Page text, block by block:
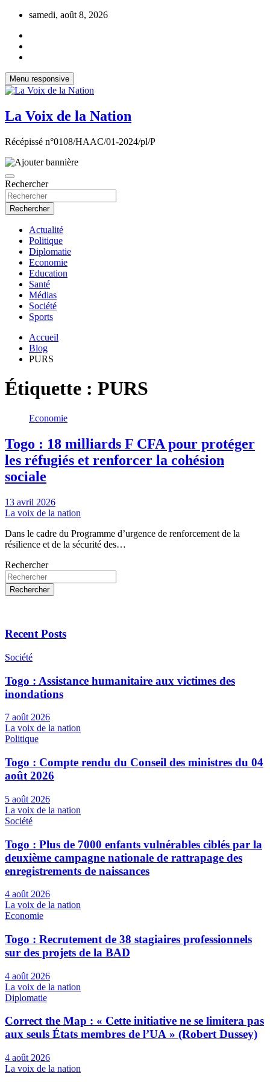
Aller
contenu
samedi, août 8, 2026
Menu responsive
La Voix de la Nation
Récépissé n°0108/HAAC/01-2024/pl/P
Rechercher
Rechercher
Actualité
Politique
Diplomatie
Economie
Education
Santé
Médias
Société
Sports
Accueil
Blog
PURS
Étiquette : PURS
Economie
Togo : 18 milliards F CFA pour protéger
les réfugiés et renforcer la cohésion
sociale
13 avril 2026
La voix de la nation
Dans le cadre du Programme d’urgence de renforcement de la
résilience et de la sécurité des…
Rechercher
Rechercher
Recent Posts
Société
Togo : Assistance humanitaire aux victimes des
inondations
7 août 2026
La voix de la nation
Politique
Togo : Compte rendu du Conseil des ministres du 04
août 2026
5 août 2026
La voix de la nation
Société
Togo : Plus de 7000 enfants vulnérables ciblés par la
deuxième campagne nationale de rattrapage des
enregistrements de naissances
4 août 2026
La voix de la nation
Economie
Togo : Recrutement de 38 stagiaires professionnels
sur des projets de la BAD
4 août 2026
La voix de la nation
Diplomatie
Correct the Map : « Cette initiative ne se limitera pas
aux seuls États membres de l’UA » (Robert Dussey)
4 août 2026
La voix de la nation